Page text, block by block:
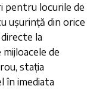
pentru locurile de
ușurință din orice
la
de
stația
în imediata